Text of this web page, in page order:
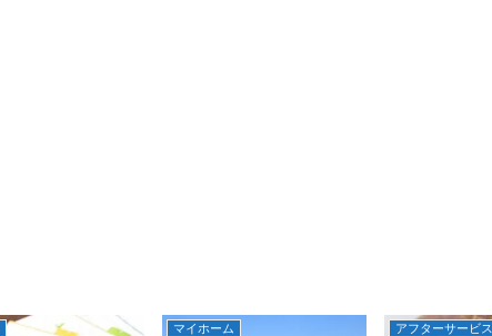
マイホーム アフターサービス